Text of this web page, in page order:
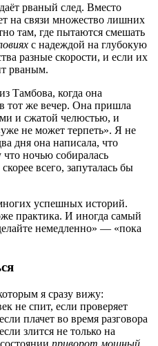
рваный след. Вместо
на связи множество лишних
там, где пытаются смешать
с надеждой на глубокую
разные скорости, и если их
рваным.
Тамбова, когда она
тот же вечер. Она пришла
и сжатой челюстью, и
не может терпеть». Я не
дня она написала, что
что ночью собиралась
всего, запуталась бы
успешных историй.
практика. И иногда самый
немедленно» — «пока
я сразу вижу:
не спит, если проверяет
плачет во время разговора
злится не только на
приворот мощный